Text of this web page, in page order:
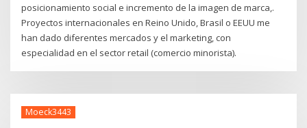
posicionamiento social e incremento de la imagen de marca,.
Proyectos internacionales en Reino Unido, Brasil o EEUU me
han dado diferentes mercados y el marketing, con
especialidad en el sector retail (comercio minorista).
Moeck3443